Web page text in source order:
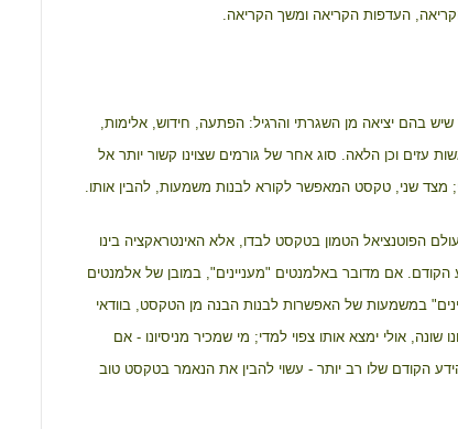
העדפות הקריאה ומשך הקריאה.
שיש בהם יציאה מן השגרתי והרגיל: הפתעה, חידוש, אלימות,
עזים וכן הלאה. סוג אחר של גורמים שצוינו קשור יותר אל
מצד שני, טקסט המאפשר לקורא לבנות משמעות, להבין אותו.
הפוטנציאל הטמון בטקסט לבדו, אלא האינטראקציה בינו
הקודם. אם מדובר באלמנטים "מעניינים", במובן של אלמנטים
במשמעות של האפשרות לבנות הבנה מן הטקסט, בוודאי
אולי ימצא אותו צפוי למדי; מי שמכיר מניסיונו - אם
הקודם שלו רב יותר - עשוי להבין את הנאמר בטקסט טוב